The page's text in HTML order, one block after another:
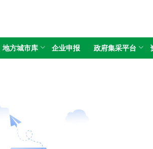
地方城市库 企业申报 政府集采平台